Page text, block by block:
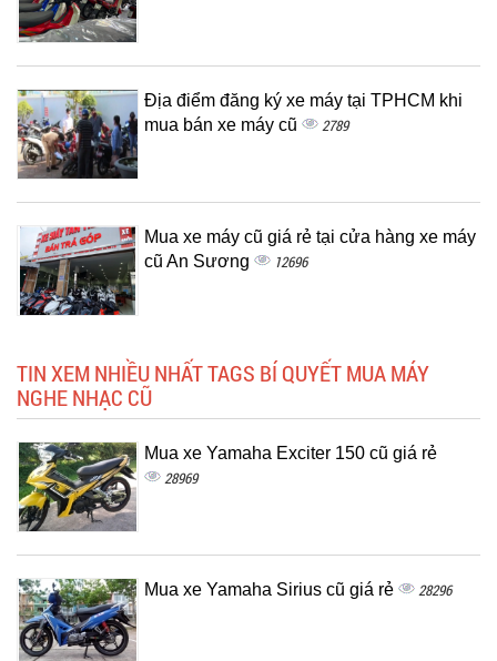
Địa điểm đăng ký xe máy tại TPHCM khi
mua bán xe máy cũ
2789
Mua xe máy cũ giá rẻ tại cửa hàng xe máy
cũ An Sương
12696
TIN XEM NHIỀU NHẤT TAGS BÍ QUYẾT MUA MÁY
NGHE NHẠC CŨ
Mua xe Yamaha Exciter 150 cũ giá rẻ
28969
Mua xe Yamaha Sirius cũ giá rẻ 28296